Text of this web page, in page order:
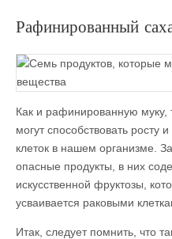
Рафинированный
Как и рафинированную
могут способствовать росту
клеток в нашем организме.
опасные продукты, в них
искусственной фруктозы,
усваивается раковыми
Итак, следует помнить, что